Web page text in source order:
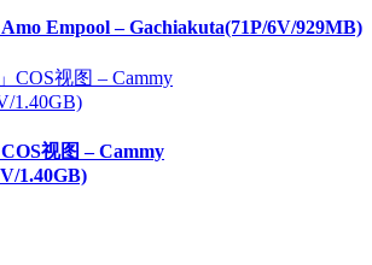
Amo Empool – Gachiakuta(71P/6V/929MB)
COS视图 – Cammy
1.40GB)